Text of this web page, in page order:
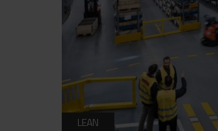
LEAN